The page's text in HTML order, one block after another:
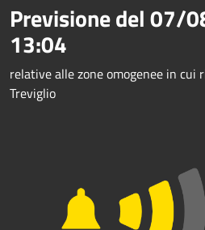
Previsione del07/
13:04
relative alle zone omogenee in cui
Treviglio